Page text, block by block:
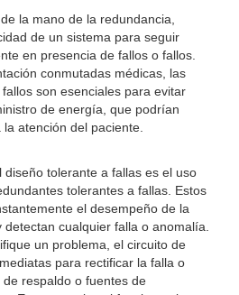
la mano de la redundancia,
de un sistema para seguir
en presencia de fallos o fallos.
conmutadas médicas, las
son esenciales para evitar
de energía, que podrían
atención del paciente.
diseño tolerante a fallas es el uso
tolerantes a fallas. Estos
el desempeño de la
cualquier falla o anomalía.
un problema, el circuito de
para rectificar la falla o
respaldo o fuentes de